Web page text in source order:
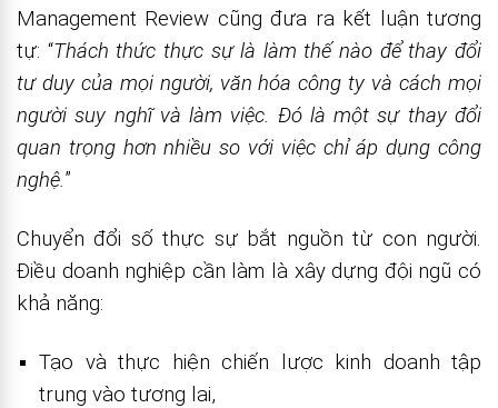
Management Review cũng đưa ra kết luận tương
tự: “Thách thức thực sự là làm thế nào để thay đổi
tư duy của mọi người, văn hóa công ty và cách mọi
người suy nghĩ và làm việc. Đó là một sự thay đổi
quan trọng hơn nhiều so với việc chỉ áp dụng công
nghệ.”
Chuyển đổi số thực sự bắt nguồn từ con người.
Điều doanh nghiệp cần làm là xây dựng đội ngũ có
khả năng:
Tạo và thực hiện chiến lược kinh doanh tập
trung vào tương lai,